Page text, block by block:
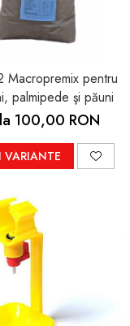
Macropremix pentru
palmipede şi păuni
100,00 RON
VARIANTE